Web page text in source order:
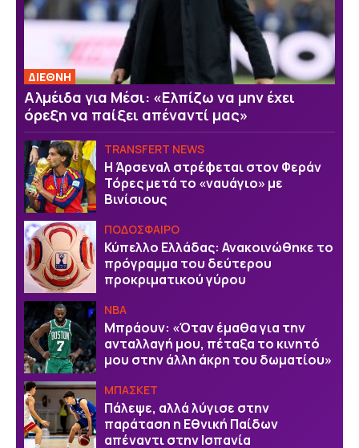
ΔΙΕΘΝΗ
Αλμέιδα για Μέσι: «Ελπίζω να μην έχει
όρεξη να παίξει απέναντί μας»
TRANSFERT NEWS
Η Άρσεναλ στρέφεται στον Φεράν
Τόρες μετά το «ναυάγιο» με
Βινίσιους
ΠΟΔΟΣΦΑΙΡΟ
Κύπελλο Ελλάδας: Ανακοινώθηκε το
πρόγραμμα του δεύτερου
προκριματικού γύρου
NBA
Μπράουν: «Όταν έμαθα για την
ανταλλαγή μου, πέταξα το κινητό
μου στην άλλη άκρη του δωματίου»
ΜΠΑΣΚΕΤ
Πάλεψε, αλλά λύγισε στην
παράταση η Εθνική Παίδων
απέναντι στην Ισπανία